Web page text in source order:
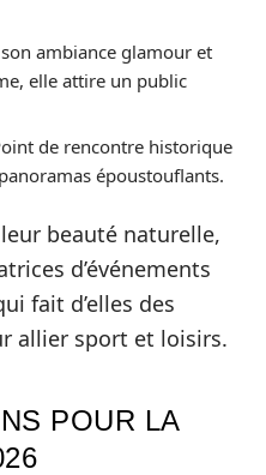
ambiance glamour et
elle attire un public
de rencontre historique
époustouflants.
beauté naturelle,
d’événements
fait d’elles des
allier sport et loisirs.
POUR LA